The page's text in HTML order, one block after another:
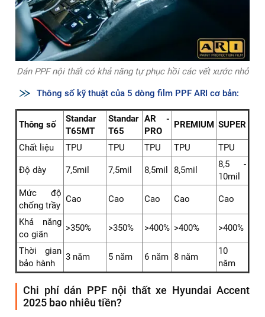
Dán PPF nội thất có khả năng tự phục hồi các vết xước nhỏ
Thông số kỹ thuật của 5 dòng film PPF ARI cơ bản:
Thông số
Standar
T65MT
Standar
T65
AR -
PRO
PREMIUM SUPER
Chất liệu TPU TPU TPU TPU TPU
Độ dày 7,5mil 7,5mil 8,5mil 8,5mil
8,5 -
10mil
Mức độ
chống trầy
Cao Cao Cao Cao Cao
Khả năng
co giãn
>350% >350% >400% >400% >400%
Thời gian
bảo hành
3 năm 5 năm 6 năm 8 năm
10
năm
Chi phí dán PPF nội thất xe Hyundai Accent
2025 bao nhiêu tiền?